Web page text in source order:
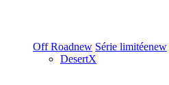
Off Roadnew Série limitéenew
DesertX